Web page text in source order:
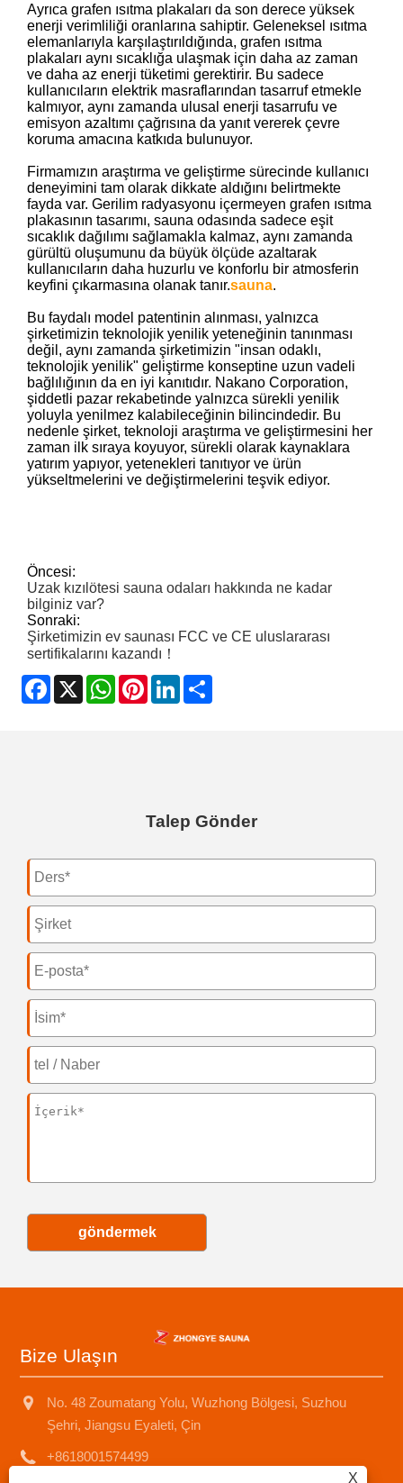
Ayrıca grafen ısıtma plakaları da son derece yüksek
enerji verimliliği oranlarına sahiptir. Geleneksel ısıtma
elemanlarıyla karşılaştırıldığında, grafen ısıtma
plakaları aynı sıcaklığa ulaşmak için daha az zaman
ve daha az enerji tüketimi gerektirir. Bu sadece
kullanıcıların elektrik masraflarından tasarruf etmekle
kalmıyor, aynı zamanda ulusal enerji tasarrufu ve
emisyon azaltımı çağrısına da yanıt vererek çevre
koruma amacına katkıda bulunuyor.
Firmamızın araştırma ve geliştirme sürecinde kullanıcı
deneyimini tam olarak dikkate aldığını belirtmekte
fayda var. Gerilim radyasyonu içermeyen grafen ısıtma
plakasının tasarımı, sauna odasında sadece eşit
sıcaklık dağılımı sağlamakla kalmaz, aynı zamanda
gürültü oluşumunu da büyük ölçüde azaltarak
kullanıcıların daha huzurlu ve konforlu bir atmosferin
keyfini çıkarmasına olanak tanır.sauna.
Bu faydalı model patentinin alınması, yalnızca
şirketimizin teknolojik yenilik yeteneğinin tanınması
değil, aynı zamanda şirketimizin "insan odaklı,
teknolojik yenilik" geliştirme konseptine uzun vadeli
bağlılığının da en iyi kanıtıdır. Nakano Corporation,
şiddetli pazar rekabetinde yalnızca sürekli yenilik
yoluyla yenilmez kalabileceğinin bilincindedir. Bu
nedenle şirket, teknoloji araştırma ve geliştirmesini her
zaman ilk sıraya koyuyor, sürekli olarak kaynaklara
yatırım yapıyor, yetenekleri tanıtıyor ve ürün
yükseltmelerini ve değiştirmelerini teşvik ediyor.
Öncesi:
Uzak kızılötesi sauna odaları hakkında ne kadar
bilginiz var?
Sonraki:
Şirketimizin ev saunası FCC ve CE uluslararası
sertifikalarını kazandı！
Facebook
X WhatsApp
PinterestLinkedIn
Talep Gönder
göndermek
Bize Ulaşın
No. 48 Zoumatang Yolu, Wuzhong Bölgesi, Suzhou
Şehri, Jiangsu Eyaleti, Çin
+8618001574499
X